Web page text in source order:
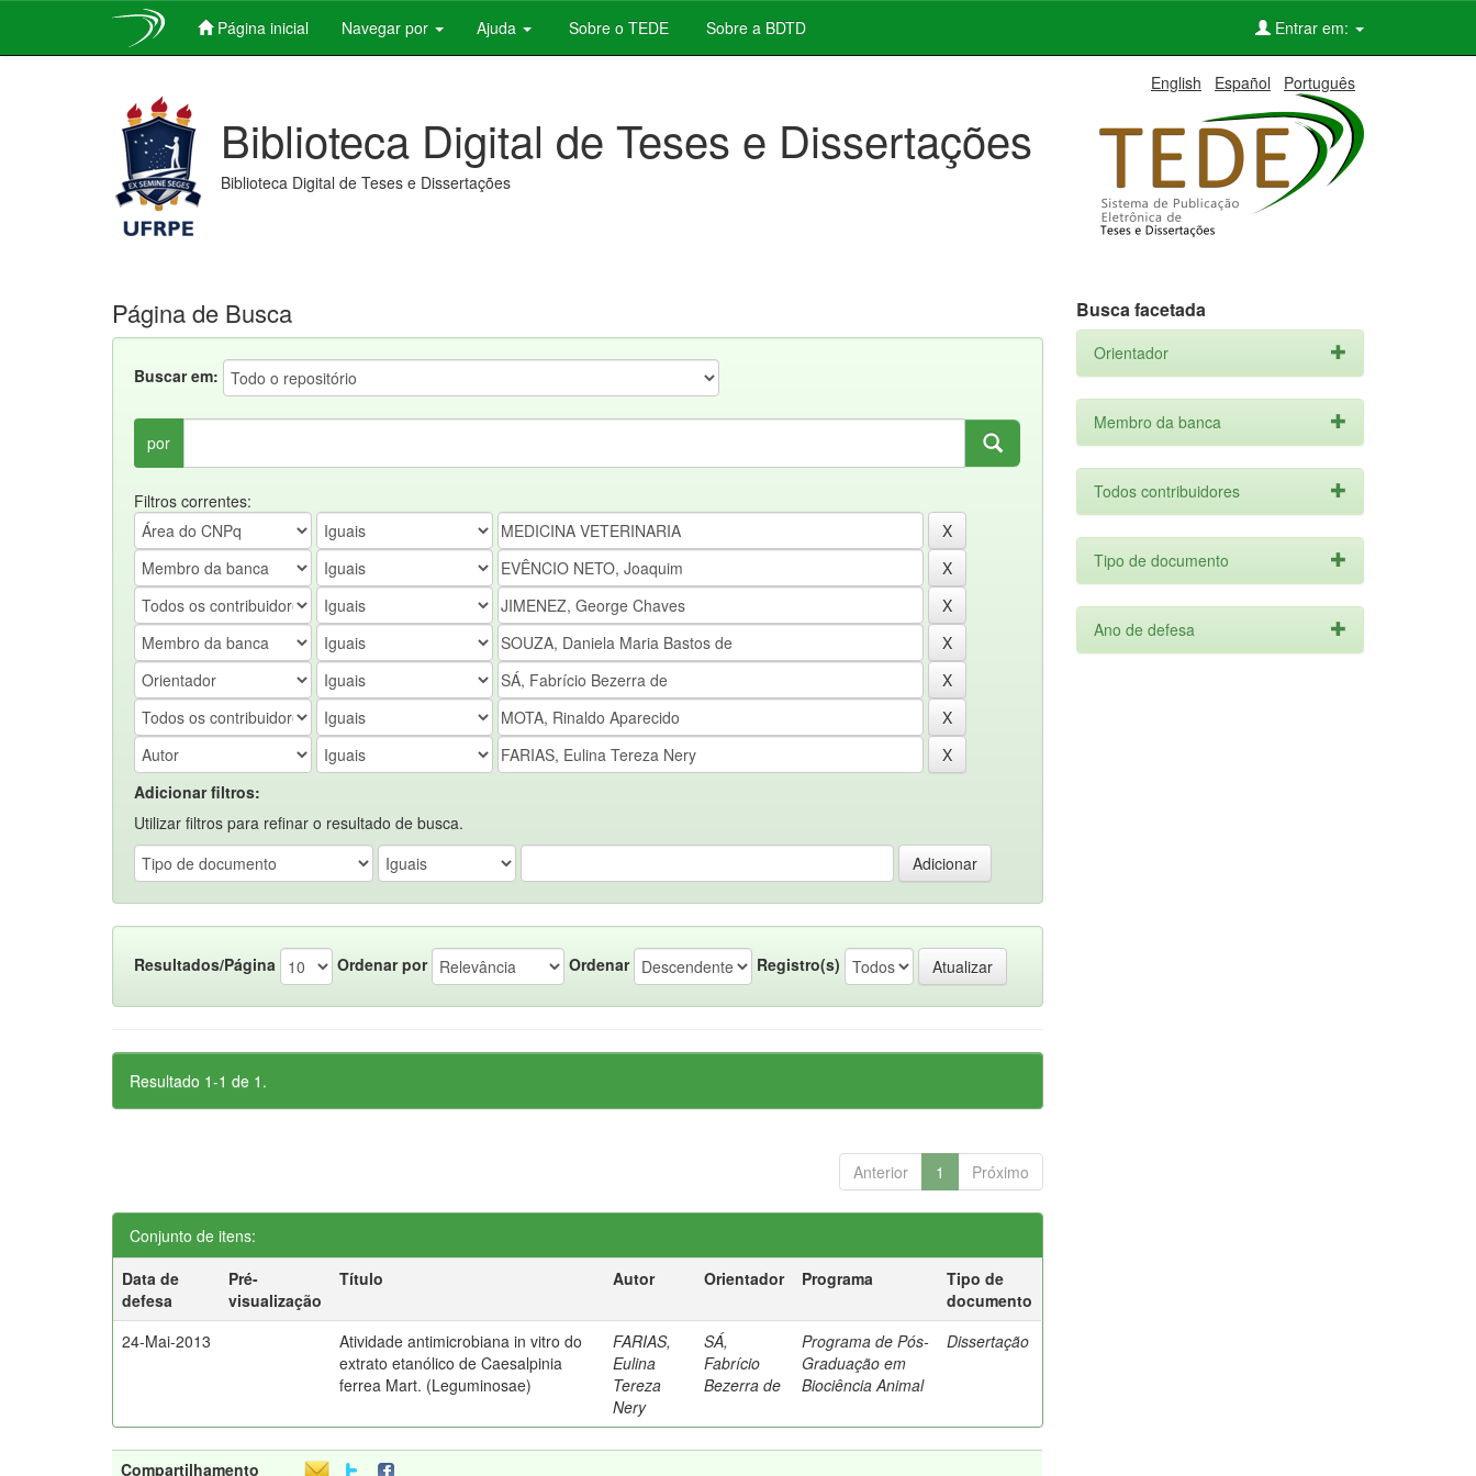
Página inicial Navegar por Ajuda Sobre o TEDE Sobre a BDTD Entrar em:
English Español Português
Biblioteca Digital de Teses e Dissertações
Biblioteca Digital de Teses e Dissertações
Página de Busca
Buscar em:
por
Filtros correntes:
Adicionar filtros:
Utilizar filtros para refinar o resultado de busca.
Resultados/Página Ordenar por Ordenar Registro(s)
Resultado 1-1 de 1.
Anterior 1 Próximo
Conjunto de itens:
Data de
defesa
Pré-
visualização
Título Autor Orientador Programa
Tipo de
documento
24-Mai-2013
Atividade antimicrobiana in vitro do
extrato etanólico de Caesalpinia
ferrea Mart. (Leguminosae)
FARIAS,
Eulina
Tereza
Nery
SÁ,
Fabrício
Bezerra de
Programa de Pós-
Graduação em
Biociência Animal
Dissertação
Compartilhamento
Busca facetada
Orientador
Membro da banca
Todos contribuidores
Tipo de documento
Ano de defesa